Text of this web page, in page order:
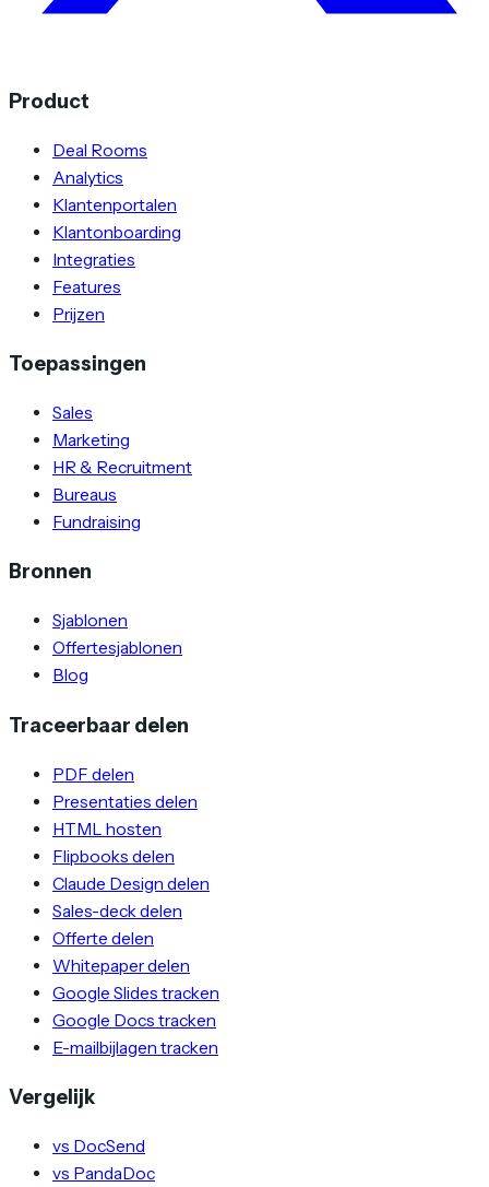
Product
Deal Rooms
Analytics
Klantenportalen
Klantonboarding
Integraties
Features
Prijzen
Toepassingen
Sales
Marketing
HR & Recruitment
Bureaus
Fundraising
Bronnen
Sjablonen
Offertesjablonen
Blog
Traceerbaar delen
PDF delen
Presentaties delen
HTML hosten
Flipbooks delen
Claude Design delen
Sales-deck delen
Offerte delen
Whitepaper delen
Google Slides tracken
Google Docs tracken
E-mailbijlagen tracken
Vergelijk
vs DocSend
vs PandaDoc